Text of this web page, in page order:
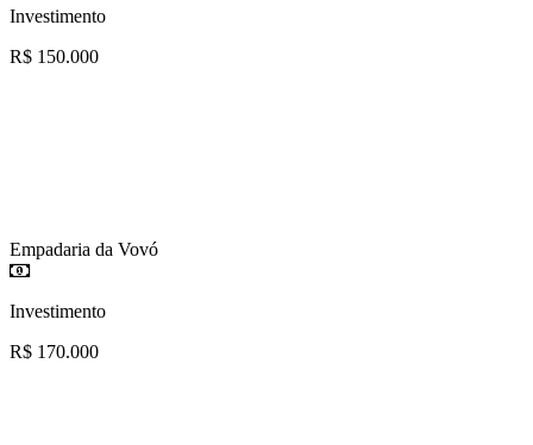
Investimento
R$ 150.000
Empadaria da Vovó
Investimento
R$ 170.000